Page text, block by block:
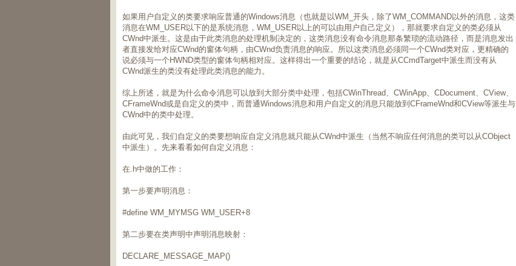
如果用户自定义的类要求响应普通的Windows消息（也就是以WM_开头，除了WM_COMMAND以外的消息，这类
消息在WM_USER以下的是系统消息，WM_USER以上的可以由用户自己定义），那就要求自定义的类必须从
CWnd中派生。这是由于此类消息的处理机制决定的，这类消息没有命令消息那条繁琐的流动路径，而是消息发出
者直接发给对应CWnd的窗体句柄，由CWnd负责消息的响应。所以这类消息必须同一个CWnd类对应，更精确的
说必须与一个HWND类型的窗体句柄相对应。这样得出一个重要的结论，就是从CCmdTarget中派生而没有从
CWnd派生的类没有处理此类消息的能力。
综上所述，就是为什么命令消息可以放到大部分类中处理，包括CWinThread、CWinApp、CDocument、CView、
CFrameWnd或是自定义的类中，而普通Windows消息和用户自定义的消息只能放到CFrameWnd和CView等派生与
CWnd中的类中处理。
由此可见，我们自定义的类要想响应自定义消息就只能从CWnd中派生（当然不响应任何消息的类可以从CObject
中派生）。先来看看如何自定义消息：
在.h中做的工作：
第一步要声明消息：
#define WM_MYMSG WM_USER+8
第二步要在类声明中声明消息映射：
DECLARE_MESSAGE_MAP()